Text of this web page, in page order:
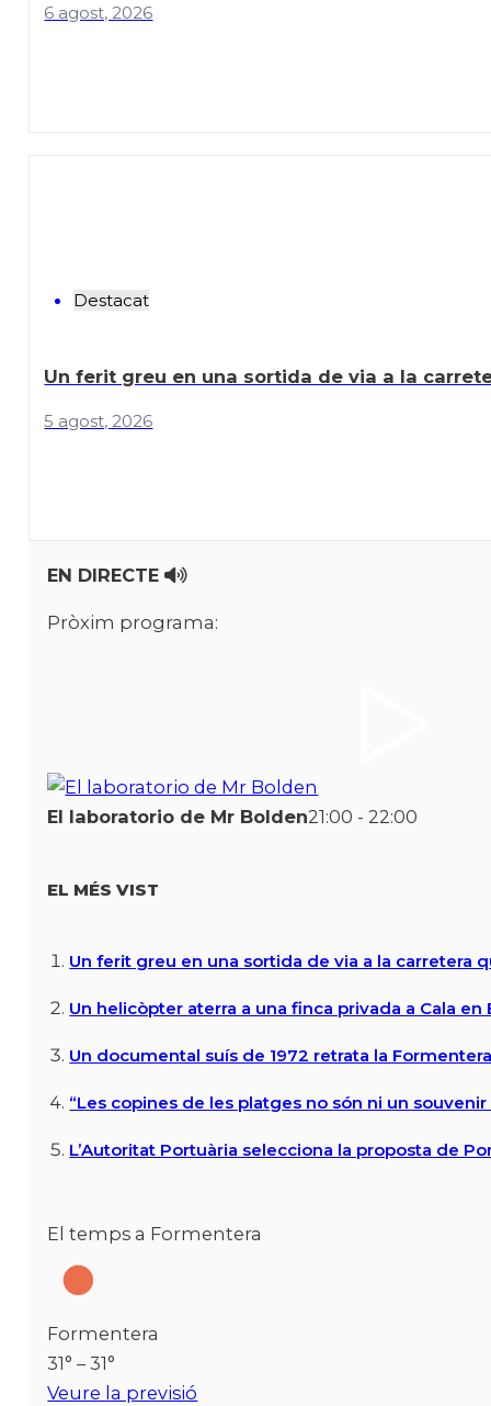
6 agost, 2026
Destacat
Un ferit greu en una sortida de via a la
5 agost, 2026
EN DIRECTE
Pròxim programa:
El laboratorio de Mr Bolden21:00 - 22:00
EL MÉS VIST
Un ferit greu en una sortida de via a la carretera
Un helicòpter aterra a una finca privada a Cala
Un documental suís de 1972 retrata la
“Les copines de les platges no són ni un
L’Autoritat Portuària selecciona la proposta de
El temps a Formentera
Formentera
31° – 31°
Veure la previsió